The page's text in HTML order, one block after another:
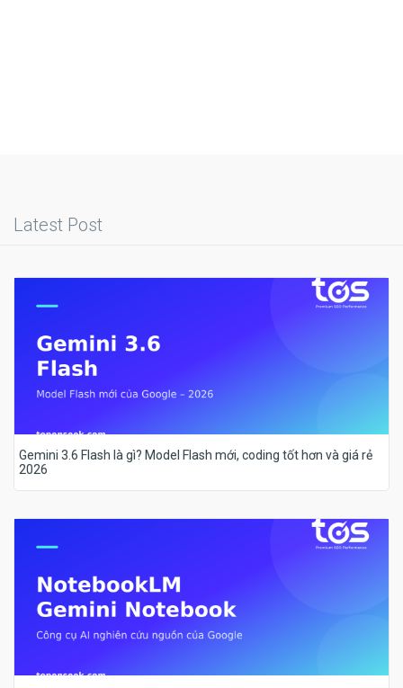
Latest Post
Gemini 3.6 Flash là gì? Model Flash mới, coding tốt hơn và giá rẻ
2026